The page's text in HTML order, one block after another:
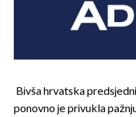
Bivša hrvatska
ponovno je privukla